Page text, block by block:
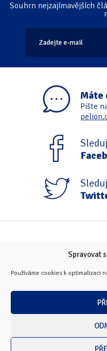
Spravovat
Používáme cookies k optimalizaci
Souhrn nejzajímavějších
Máte
Pište